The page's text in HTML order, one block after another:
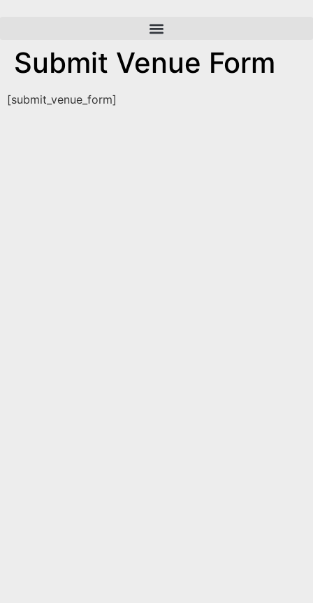
Submit Venue Form
[submit_venue_form]